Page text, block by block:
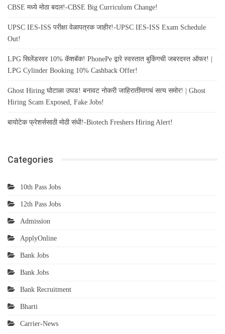
CBSE मध्ये मोठा बदल!-CBSE Big Curriculum Change!
UPSC IES-ISS परीक्षा वेळापत्रक जाहीर!-UPSC IES-ISS Exam Schedule
Out!
LPG सिलेंडरवर 10% कॅशबॅक! PhonePe द्वारे स्वस्तात बुकिंगची जबरदस्त ऑफर! |
LPG Cylinder Booking 10% Cashback Offer!
Ghost Hiring घोटाळा उघड! बनावट नोकरी जाहिरातींमागचं सत्य समोर! | Ghost
Hiring Scam Exposed, Fake Jobs!
बायोटेक फ्रेशर्ससाठी मोठी संधी!-Biotech Freshers Hiring Alert!
Categories
10th Pass Jobs
12th Pass Jobs
Admission
ApplyOnline
Bank Jobs
Bank Jobs
Bank Recruitment
Bharti
Carrier-News